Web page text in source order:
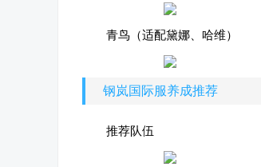
青鸟（适配黛娜、哈维）
钢岚国际服养成推荐
推荐队伍